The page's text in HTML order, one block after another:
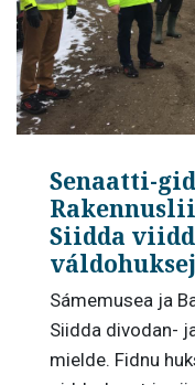
Senaatti-
Siidda
Sámemusea ja
Siidda divodan-
mielde. Fidnu